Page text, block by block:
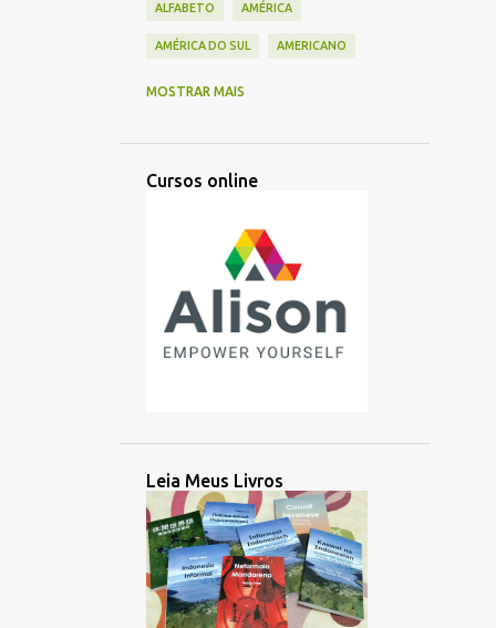
ALFABETO AMÉRICA
AMÉRICA DO SUL AMERICANO
ARTIST
ÁSIA CENTRAL ÁSIA ORIENTAL
ATIVIDADE AUDIÇÃO AUDIO
AULA AUSTRONÉSIA
BATANES BAYBAYIN BILINGUE
BOLÍVIA BRAHMI BRASIL
BRITÂNICO BRUNEI BUSUU
CAMBOJA CANADÁ CANADENSE
MOSTRAR MAIS
Cursos online
Leia Meus Livros